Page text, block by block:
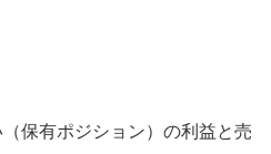
保有ポジション）の利益と売